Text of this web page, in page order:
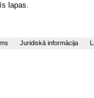
lapas.
Juridiskā informācija